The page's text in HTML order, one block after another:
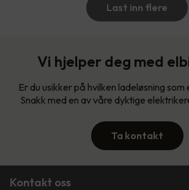
Last inn flere
Vi hjelper deg med
Er du usikker på hvilken ladeløsning
Snakk med en av våre dyktige
Ta kontakt
Kontakt oss